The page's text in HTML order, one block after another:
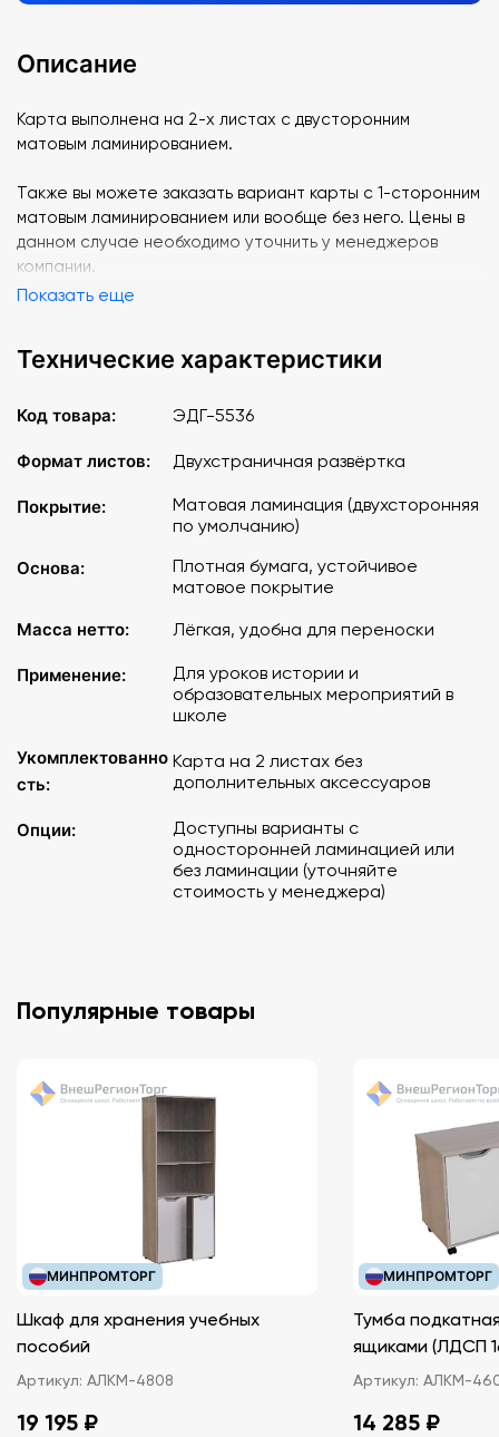
Описание
Карта выполнена на 2-х листах с двусторонним
матовым ламинированием.
Также вы можете заказать вариант карты с 1-сторонним
матовым ламинированием или вообще без него. Цены в
данном случае необходимо уточнить у менеджеров
компании.
Показать еще
Технические характеристики
Код товара: ЭДГ-5536
Формат листов: Двухстраничная развёртка
Покрытие:
Матовая ламинация (двухсторонняя
по умолчанию)
Основа:
Плотная бумага, устойчивое
матовое покрытие
Масса нетто:
Лёгкая, удобна для переноски
Применение:
Для уроков истории и
образовательных мероприятий в
школе
Укомплектованно
сть:
Карта на 2 листах без
дополнительных аксессуаров
Опции:
Доступны варианты с
односторонней ламинацией или
без ламинации (уточняйте
стоимость у менеджера)
Популярные товары
МИНПРОМТОРГ
Шкаф для хранения учебных
пособий
Артикул: АЛКМ-4808
19 195 ₽
МИНПРОМТОРГ
Тумба
ящиками
Артикул: АЛКМ-
14 285 ₽